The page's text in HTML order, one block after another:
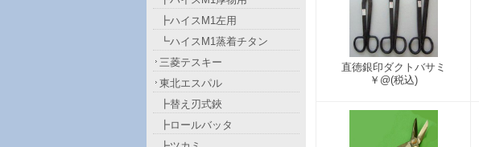
直徳銀印ダクトバサミ
￥@(税込)
┣ハイスM1左用
┗ハイスM1蒸着チタン
三菱テスキー
東北エスパル
┣替え刃式鋏
┣ロールバッタ